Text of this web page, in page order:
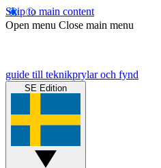
Skip to main content
Open menu Close main menu
guide till teknikprylar och fynd
SE Edition